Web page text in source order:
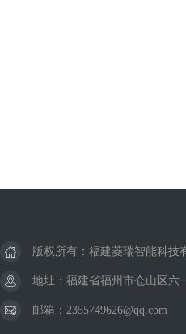
版权所有：福建菱瑞智能科技
地址：福建省福州市仓山区六
邮箱：2355749626@qq.com